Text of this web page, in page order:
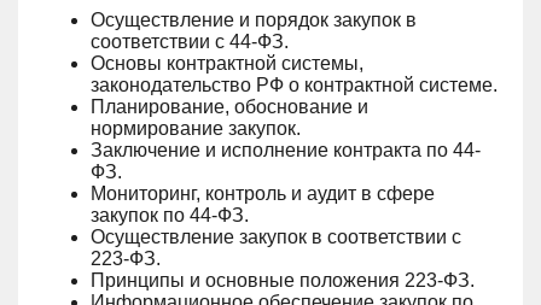
Осуществление и порядок закупок в
соответствии с 44-ФЗ.
Основы контрактной системы,
законодательство РФ о контрактной системе.
Планирование, обоснование и
нормирование закупок.
Заключение и исполнение контракта по 44-
ФЗ.
Мониторинг, контроль и аудит в сфере
закупок по 44-ФЗ.
Осуществление закупок в соответствии с
223-ФЗ.
Принципы и основные положения 223-ФЗ.